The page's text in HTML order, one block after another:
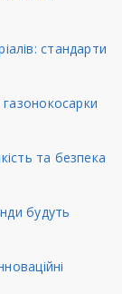
стандарти
та безпека
будуть